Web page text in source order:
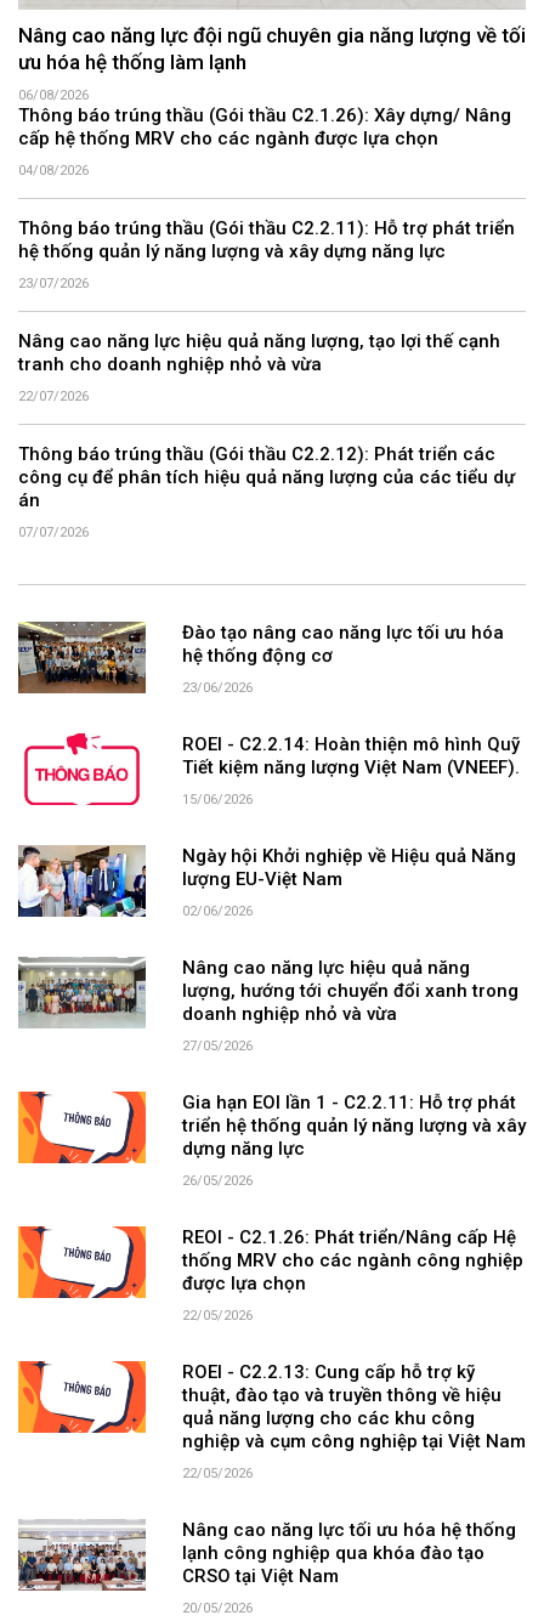
Nâng cao năng lực đội ngũ chuyên gia năng lượng về tối
ưu hóa hệ thống làm lạnh
06/08/2026
Thông báo trúng thầu (Gói thầu C2.1.26): Xây dựng/ Nâng
cấp hệ thống MRV cho các ngành được lựa chọn
04/08/2026
Thông báo trúng thầu (Gói thầu C2.2.11): Hỗ trợ phát triển
hệ thống quản lý năng lượng và xây dựng năng lực
23/07/2026
Nâng cao năng lực hiệu quả năng lượng, tạo lợi thế cạnh
tranh cho doanh nghiệp nhỏ và vừa
22/07/2026
Thông báo trúng thầu (Gói thầu C2.2.12): Phát triển các
công cụ để phân tích hiệu quả năng lượng của các tiểu dự
án
07/07/2026
Đào tạo nâng cao năng lực tối ưu hóa
hệ thống động cơ
23/06/2026
ROEI - C2.2.14: Hoàn thiện mô hình Quỹ
Tiết kiệm năng lượng Việt Nam (VNEEF).
15/06/2026
Ngày hội Khởi nghiệp về Hiệu quả Năng
lượng EU-Việt Nam
02/06/2026
Nâng cao năng lực hiệu quả năng
lượng, hướng tới chuyển đổi xanh trong
doanh nghiệp nhỏ và vừa
27/05/2026
Gia hạn EOI lần 1 - C2.2.11: Hỗ trợ phát
triển hệ thống quản lý năng lượng và xây
dựng năng lực
26/05/2026
REOI - C2.1.26: Phát triển/Nâng cấp Hệ
thống MRV cho các ngành công nghiệp
được lựa chọn
22/05/2026
ROEI - C2.2.13: Cung cấp hỗ trợ kỹ
thuật, đào tạo và truyền thông về hiệu
quả năng lượng cho các khu công
nghiệp và cụm công nghiệp tại Việt Nam
22/05/2026
Nâng cao năng lực tối ưu hóa hệ thống
lạnh công nghiệp qua khóa đào tạo
CRSO tại Việt Nam
20/05/2026